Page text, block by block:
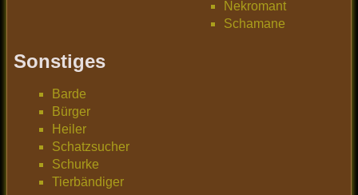
Nekromant
Schamane
Sonstiges
Barde
Bürger
Heiler
Schatzsucher
Schurke
Tierbändiger